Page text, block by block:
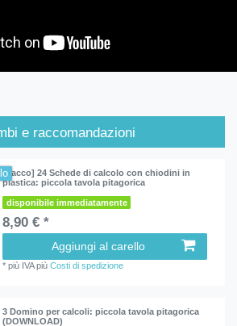
e raccomandazioni
[Pacco] 24 Schede di calcolo con chiodini in
plastica: piccola tavola pitagorica
disponibile immediatamente
8,90 € *
Aggiungi al carello
*più IVApiùCosti di spedizione
3 Domino per calcoli: piccola tavola pitagorica
(DOWNLOAD)